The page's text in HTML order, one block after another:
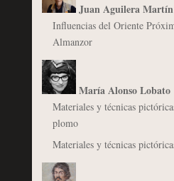
Juan Aguilera Martín
Influencias del Oriente
Almanzor
María Alonso Lobato
Materiales y técnicas
plomo
Materiales y técnicas